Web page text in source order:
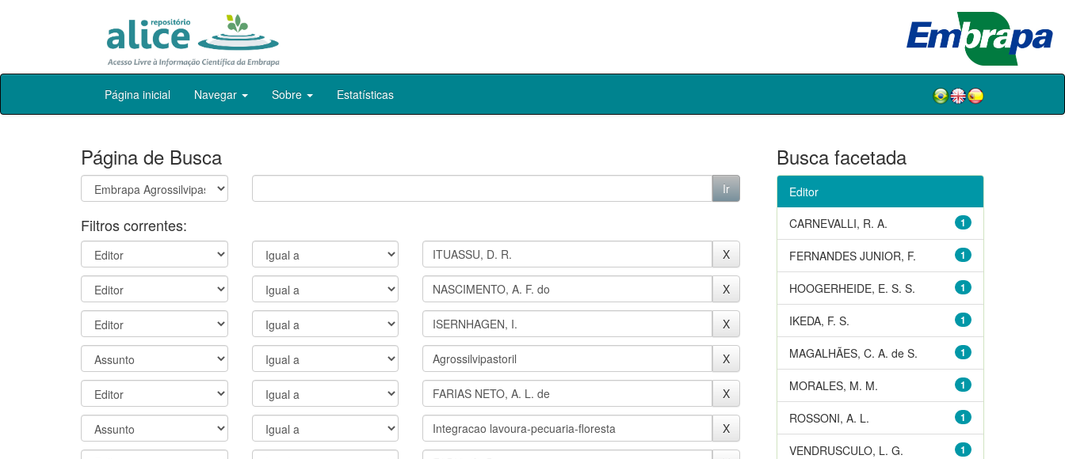
Skip
Página inicial Navegar Sobre Estatísticas
Página de Busca
Filtros correntes:
Busca facetada
Editor
1
CARNEVALLI, R. A.
1
FERNANDES JUNIOR, F.
1
HOOGERHEIDE, E. S. S.
1
IKEDA, F. S.
1
MAGALHÃES, C. A. de S.
1
MORALES, M. M.
1
ROSSONI, A. L.
1
VENDRUSCULO, L. G.